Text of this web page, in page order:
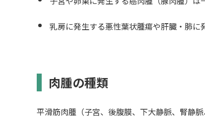
乳房に発生する悪性葉状腫瘍や肝臓・肺に
肉腫の種類
平滑筋肉腫（子宮、後腹膜、下大静脈、腎静